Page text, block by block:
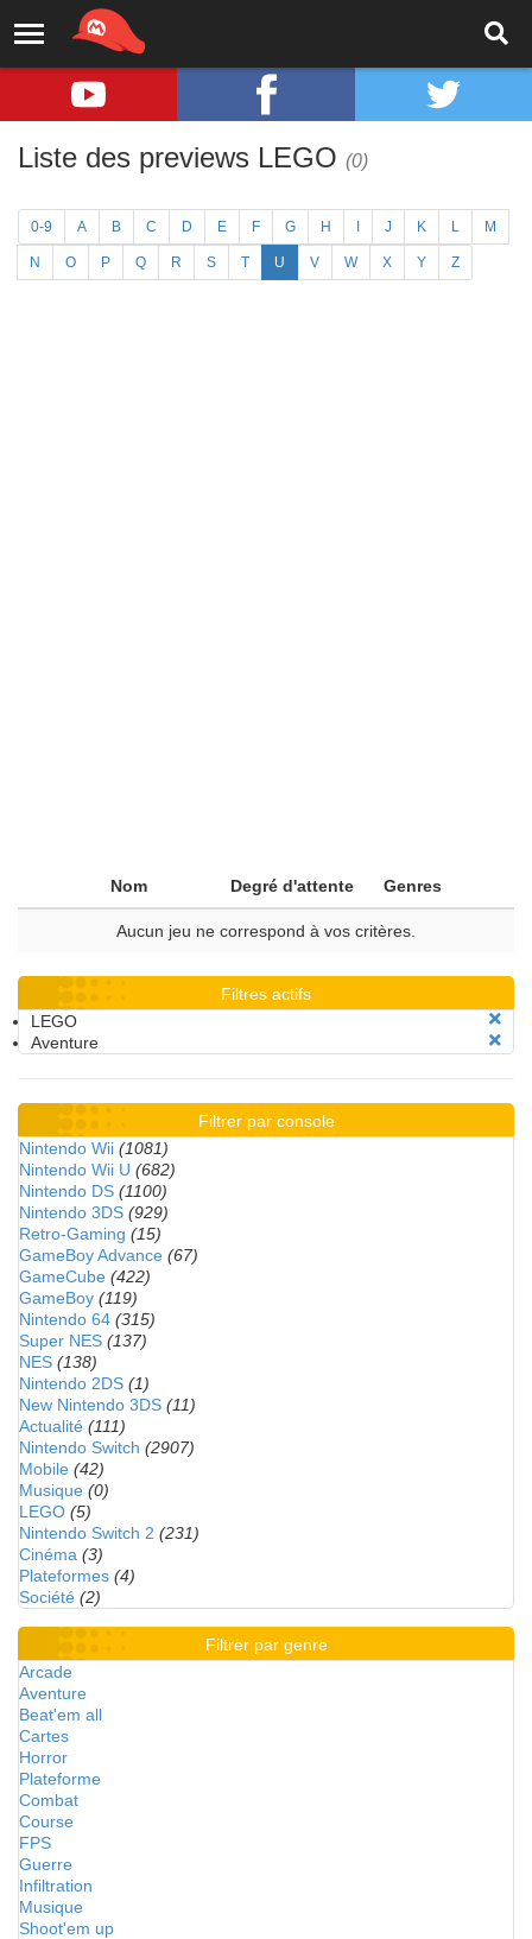
Liste des previews LEGO (0)
0-9 A B C D E F G H J K L M
N O P Q R S T U V W X Y Z
Nom Degré d'attente Genres
Aucun jeu ne correspond à vos critères.
Filtres actifs
LEGO
Aventure
Filtrer par console
Nintendo Wii (1081)
Nintendo Wii U (682)
Nintendo DS (1100)
Nintendo 3DS (929)
Retro-Gaming (15)
GameBoy Advance (67)
GameCube (422)
GameBoy (119)
Nintendo 64 (315)
Super NES (137)
NES (138)
Nintendo 2DS (1)
New Nintendo 3DS (11)
Actualité (111)
Nintendo Switch (2907)
Mobile (42)
Musique (0)
LEGO (5)
Nintendo Switch 2 (231)
Cinéma (3)
Plateformes (4)
Société (2)
Filtrer par genre
Arcade
Aventure
Beat'em all
Cartes
Horror
Plateforme
Combat
Course
FPS
Guerre
Infiltration
Musique
Shoot'em up